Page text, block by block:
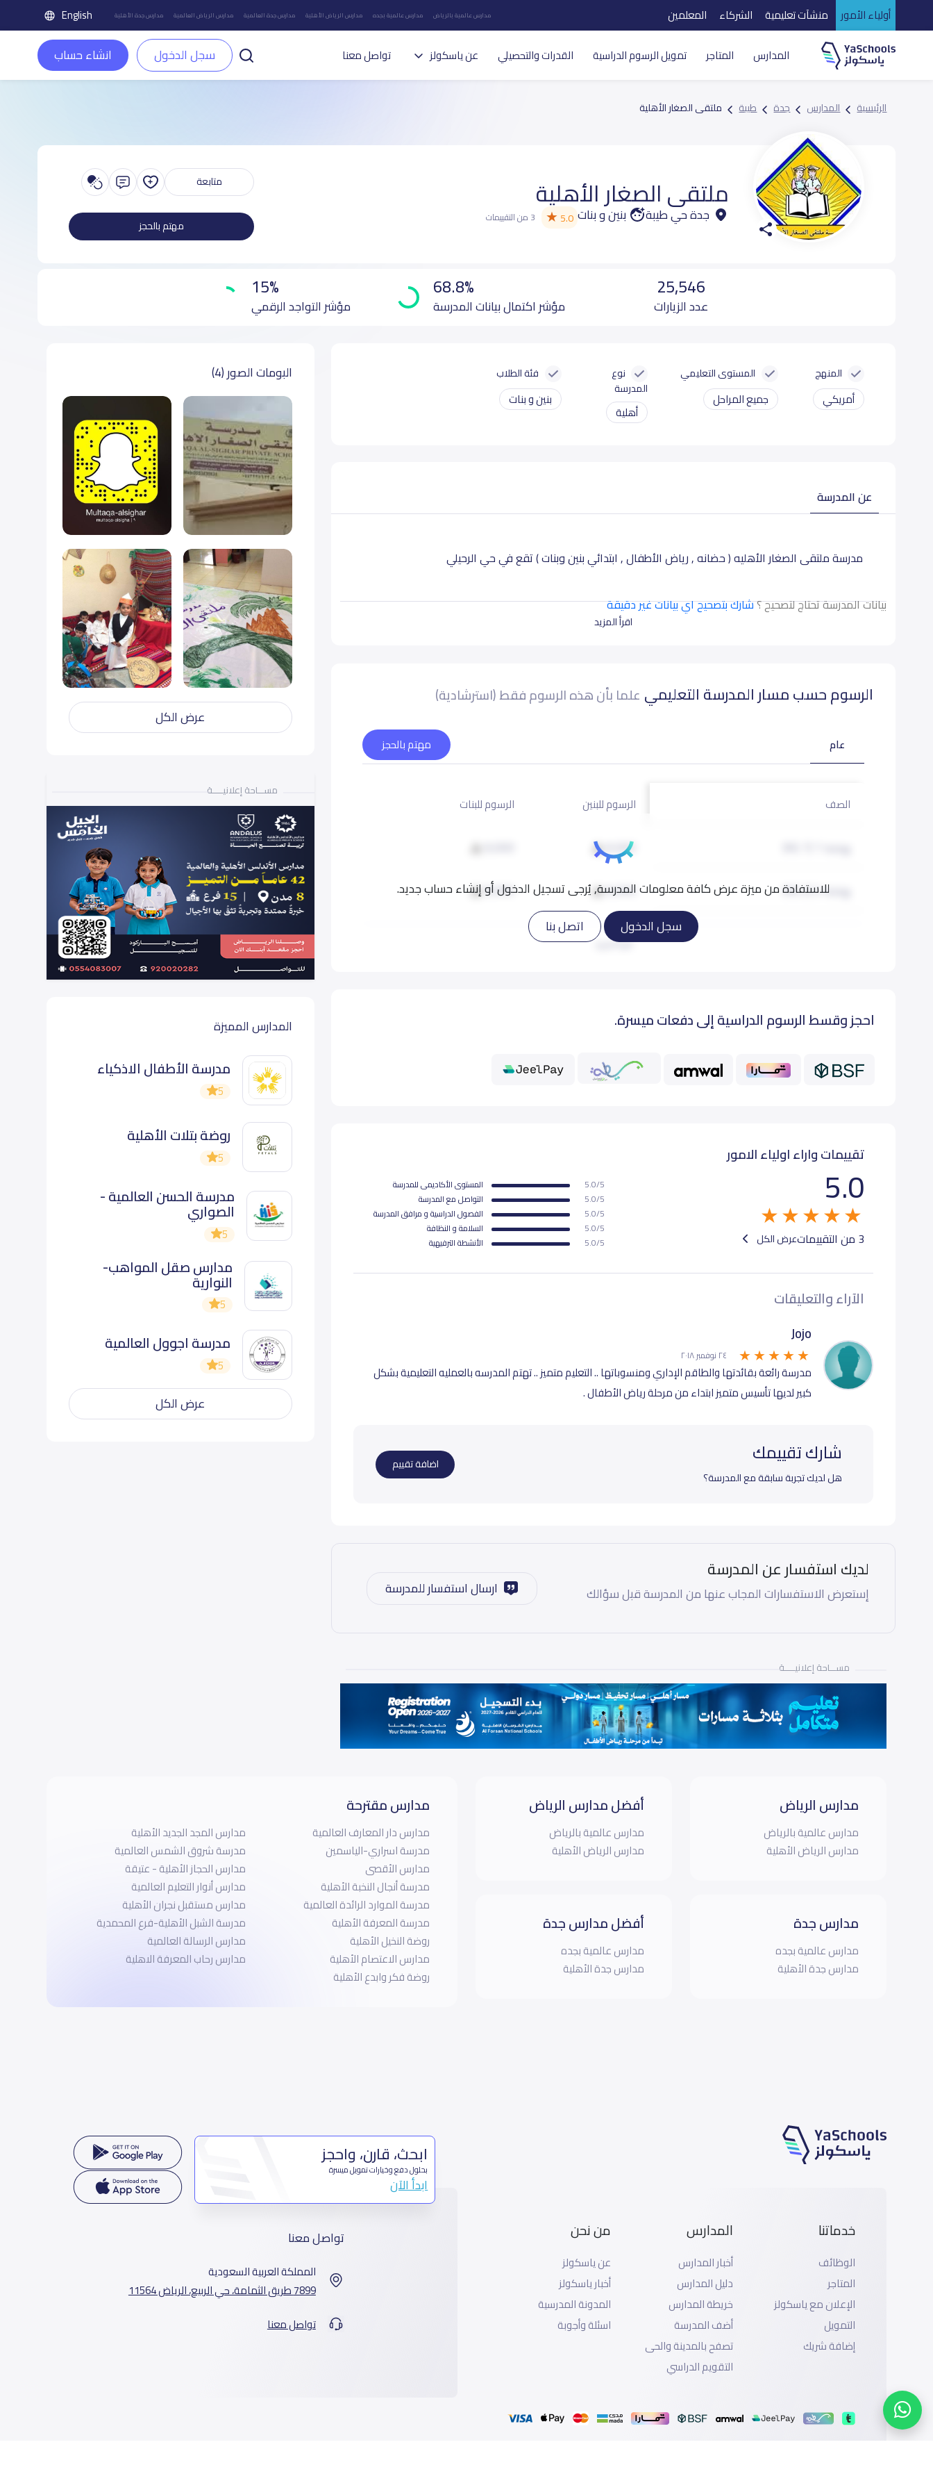
أولياء الأمور منشآت تعليمية الشركاء المعلمين مدارس عالمية بالرياض مدارس عالمية بجده مدارس الرياض الأهلية مدارس جدة العالمية مدارس الرياض العالمية مدارس جدة الأهلية English
المدارس المتاجر تمويل الرسوم الدراسية القدرات والتحصيلي عن ياسكولز تواصل معنا سجل الدخول انشاء حساب
الرئيسية المدارس جدة طيبة ملتقى الصغار الأهلية
ملتقى الصغار الأهلية
جدة حي طيبة بنين و بنات 5.0
★ 3 من التقييمات
متابعة
مهتم بالحجز
25,546
عدد الزيارات
68.8%
مؤشر اكتمال بيانات المدرسة
15%
مؤشر التواجد الرقمي
المنهج
أمريكي
المستوى التعليمي
جميع المراحل
نوع
المدرسة
أهلية
فئة الطلاب
بنين و بنات
عن المدرسة
اقرأ المزيد
مدرسة ملتقى الصغار الأهليه ( حضانه , رياض الأطفال , ابتدائي بنين وبنات ) تقع في حي الرحيلي
بيانات المدرسة تحتاج لتصحيح ؟شارك بتصحيح اي بيانات غير دقيقة
الرسوم حسب مسار المدرسة التعليمي علما بأن هذه الرسوم فقط (استرشادية)
للاستفادة من ميزة عرض كافة معلومات المدرسة, يُرجى تسجيل الدخول أو إنشاء حساب جديد.
سجل الدخول
اتصل بنا
عام مهتم بالحجز
اقرأ المزيد
الصف الرسوم للبنين الرسوم للبنات
9,000
روضة 2 (KG 2)
9,000
9,000
9,000
ثاني إبتدائي (Grade 2)
13,500
ثالث إبتدائي (Grade 3)
13,500
13,500
خامس إبتدائي (Grade 5)
سادس إبتدائي (Grade 6)
13,500
13,500
احجز وقسط الرسوم الدراسية إلى دفعات ميسرة.
تقييمات واراء اولياء الامور
5.0
3 من التقييمات عرض الكل
5.0/5
المستوى اﻷكاديمى للمدرسة
5.0/5
التواصل مع المدرسة
5.0/5
الفصول الدراسية و مرافق المدرسة
5.0/5
السلامة و النظافة
5.0/5
اﻷنشطة الترفيهية
الآراء والتعليقات
Jojo
٢٤ نوفمبر ٢٠١٨
مدرسة رائعة بقائدتها والطاقم الإداري ومنسوباتها .. التعليم متميز .. تهتم المدرسه بالعمليه التعليمية بشكل
كبير لديها تأسيس متميز ابتداء من مرحلة رياض الأطفال .
شارك تقييمك
هل لديك تجربة سابقة مع المدرسة؟
اضافة تقييم
لديك استفسار عن المدرسة
إستعرض الاستفسارات المجاب عنها من المدرسة قبل سؤالك ارسال استفسار للمدرسة
مســـاحة إعلانيـــــة
البومات الصور (4)
عرض الكل
مســـاحة إعلانيـــــة
المدارس المميزة
مدرسة الأطفال الاذكياء
5
روضة بتلات الأهلية
5
مدرسة الحسن العالمية -
الصواري
5
مدارس صقل المواهب-
النوارية
5
مدرسة اجوول العالمية
5
عرض الكل
مدارس الرياض
مدارس عالمية بالرياض
مدارس الرياض الأهلية
مدارس جدة
مدارس عالمية بجده
مدارس جدة الأهلية
أفضل مدارس الرياض
مدارس عالمية بالرياض
مدارس الرياض الأهلية
أفضل مدارس جدة
مدارس عالمية بجده
مدارس جدة الأهلية
مدارس مقترحة
مدارس دار المعارف العالمية
مدرسة اسراري-الياسمين
مدارس الأقصى
مدرسة أنجال النخبة الأهلية
مدرسة الموارد الرائدة العالمية
مدرسة المعرفة الأهلية
روضة النخيل الأهلية
مدارس الاعتصام الأهلية
روضة فكر وابدع الأهلية
مدارس المجد الجديد الأهلية‎
مدرسة شروق الشمس العالمية
مدارس الحجاز الأهلية - عتيقة
مدارس أنوار التعليم العالمية
مدارس مستقبل نجران الأهلية
مدرسة الشبل الأهلية-فرع المحمدية
مدارس الرسالة العالمية
مدارس رحاب المعرفة الاهلية
خدماتنا
الوظائف
المتاجر
الإعلان مع ياسكولز
التمويل
إضافة شريك
المدارس
أخبار المدارس
دليل المدارس
خريطة المدارس
أضف المدرسة
تصفح بالمدينة والحى
التقويم الدراسي
من نحن
عن ياسكولز
أخبار ياسكولز
المدونة المدرسية
اسئلة وأجوبة
ابحث، قارن، واحجز
بحلول دفع وخيارات تمويل ميسرة
ابدأ الآن
تواصل معنا
المملكة العربية السعودية
7899 طريق الثمامة، حي الربيع، الرياض 11564
تواصل معنا